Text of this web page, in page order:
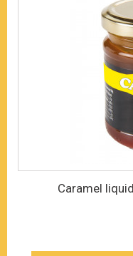
Caramel